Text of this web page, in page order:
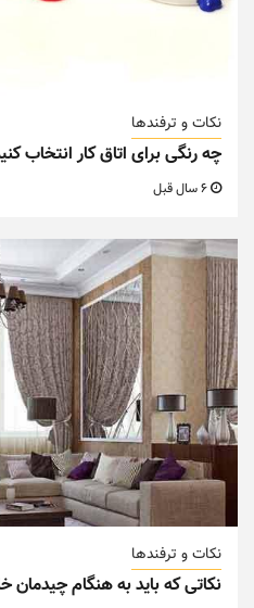
نکات و ترفندها
چه رنگی برای اتاق کار انتخاب
نکات و ترفندها
نکاتی که باید به هنگام چیدمان